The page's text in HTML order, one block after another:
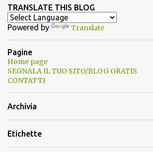
TRANSLATE THIS BLOG
Powered by Translate
Pagine
Home page
SEGNALA IL TUO SITO/BLOG GRATIS
CONTATTI
Archivia
Etichette